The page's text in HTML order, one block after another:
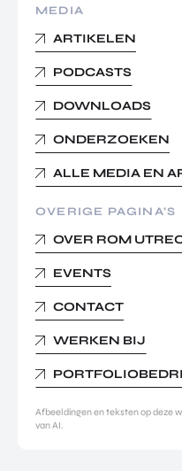
MEDIA
ARTIKELEN
PODCASTS
DOWNLOADS
ONDERZOEKEN
ALLE MEDIA EN
OVERIGE PAGINA’S
OVER ROM
EVENTS
CONTACT
WERKEN BIJ
Afbeeldingen en teksten op deze
van AI.